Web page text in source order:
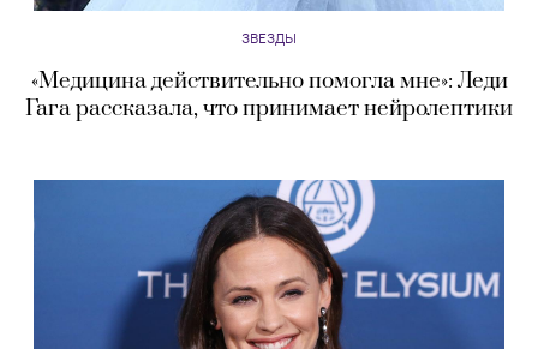
ЗВЕЗДЫ
«Медицина действительно помогла мне»: Леди
Гага рассказала, что принимает нейролептики